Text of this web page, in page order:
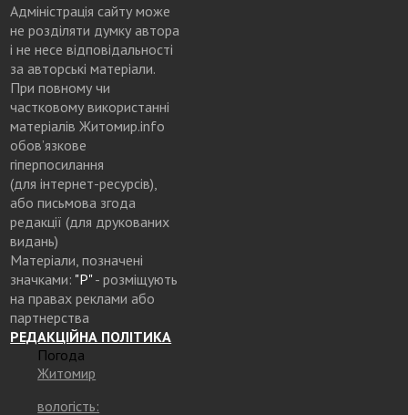
Адміністрація сайту може
не розділяти думку автора
і не несе відповідальності
за авторські матеріали.
При повному чи
частковому використанні
матеріалів Житомир.info
обов’язкове
гіперпосилання
(для інтернет-ресурсів),
або письмова згода
редакції (для друкованих
видань)
Матеріали, позначені
значками: "Р"- розміщують
на правах реклами або
партнерства
РЕДАКЦІЙНА ПОЛІТИКА
Погода
Житомир
вологість: